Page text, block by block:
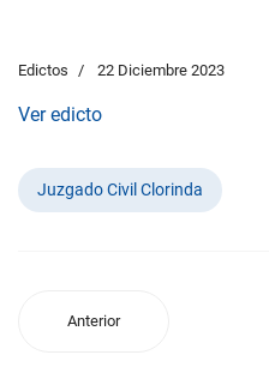
Edictos 22 Diciembre 2023
Ver edicto
Juzgado Civil Clorinda
Anterior